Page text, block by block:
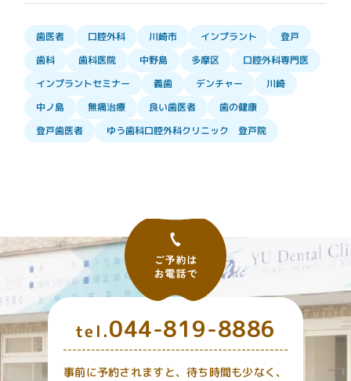
歯医者 口腔外科 川崎市 インプラント
登戸
歯科
歯科医院 中野島 多摩区 口腔外科専門医
インプラントセミナー 義歯 デンチャー 川崎
中ノ島 無痛治療 良い歯医者 歯の健康
登戸歯医者 ゆう歯科口腔外科クリニック 登戸院
tel.044-819-8886
事前に予約されますと、待ち時間も少なく、